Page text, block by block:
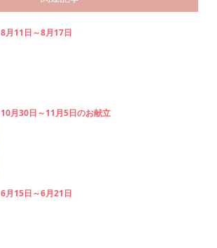
8月11日～8月17日
10月30日～11月5日のお献立
6月15日～6月21日